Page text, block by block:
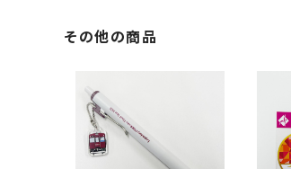
その他の商品